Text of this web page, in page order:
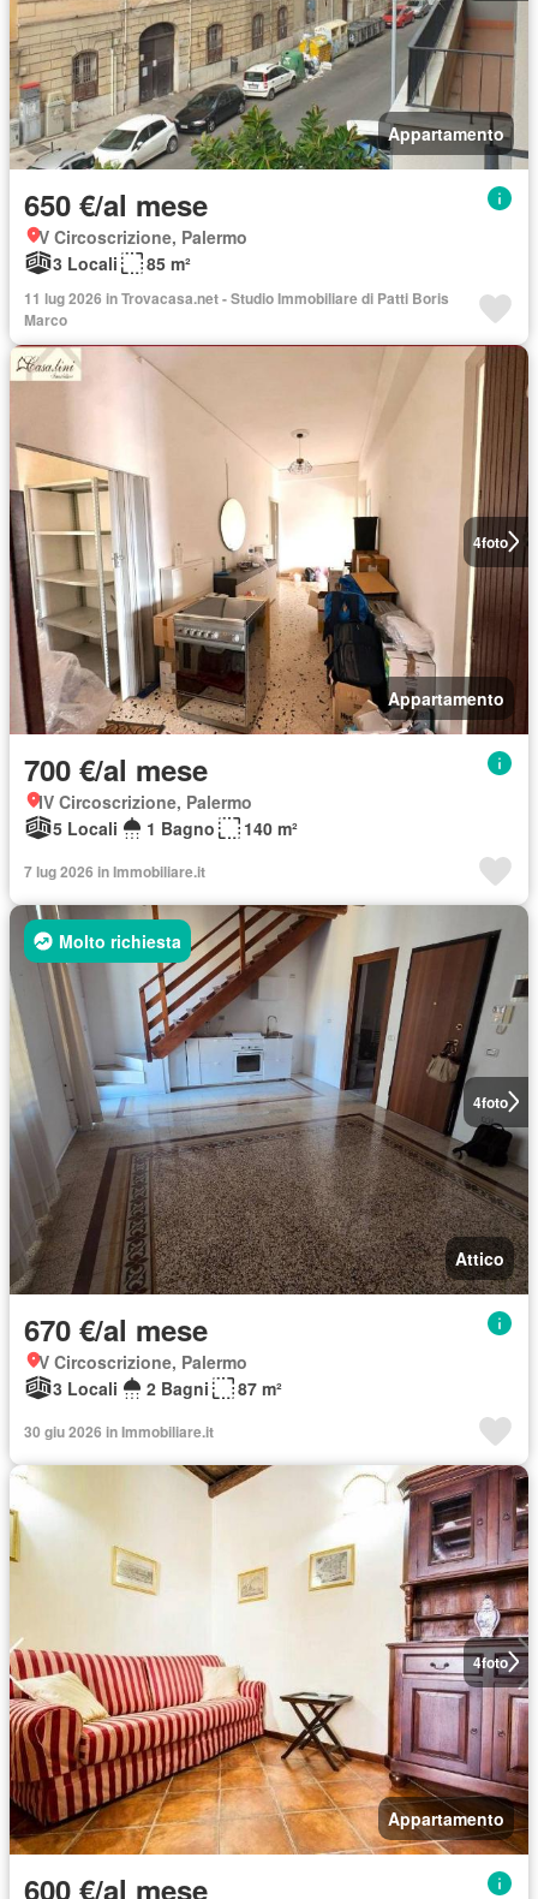
Appartamento
650 €/al mese
V Circoscrizione, Palermo
3 Locali
85 m²
11 lug 2026 in Trovacasa.net - Studio Immobiliare di Patti Boris
Marco
4foto
Appartamento
700 €/al mese
IV Circoscrizione, Palermo
5 Locali
1 Bagno 140 m²
7 lug 2026 in Immobiliare.it
4foto
Molto richiesta
Attico
670 €/al mese
V Circoscrizione, Palermo
3 Locali
2 Bagni 87 m²
30 giu 2026 in Immobiliare.it
4foto
Appartamento
600 €/al mese